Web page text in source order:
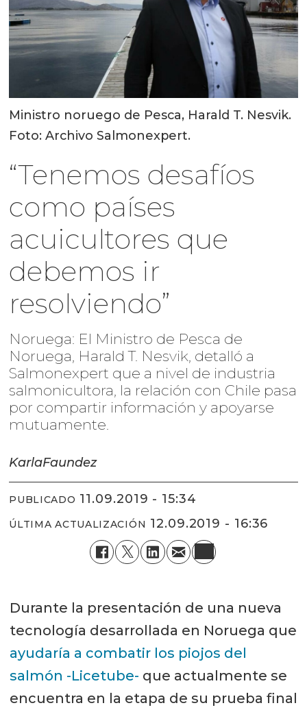
Ministro noruego de Pesca, Harald T. Nesvik.
Foto: Archivo Salmonexpert.
“Tenemos desafíos
como países
acuicultores que
debemos ir
resolviendo”
Noruega: El Ministro de Pesca de
Noruega, Harald T. Nesvik, detalló a
Salmonexpert que a nivel de industria
salmonicultora, la relación con Chile pasa
por compartir información y apoyarse
mutuamente.
KarlaFaundez
PUBLICADO 11.09.2019 - 15:34
ÚLTIMA ACTUALIZACIÓN 12.09.2019 - 16:36
Durante la presentación de una nueva
tecnología desarrollada en Noruega que
ayudaría a combatir los piojos del
salmón -Licetube- que actualmente se
encuentra en la etapa de su prueba final